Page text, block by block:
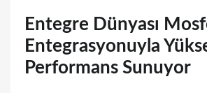
Entegre Dünyası
Entegrasyonuyla
Performans Sunuyor